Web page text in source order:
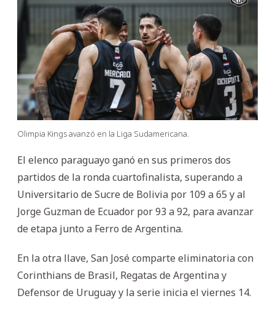
Olimpia Kings avanzó en la Liga Sudamericana.
El elenco paraguayo ganó en sus primeros dos
partidos de la ronda cuartofinalista, superando a
Universitario de Sucre de Bolivia por 109 a 65 y al
Jorge Guzman de Ecuador por 93 a 92, para avanzar
de etapa junto a Ferro de Argentina.
En la otra llave, San José comparte eliminatoria con
Corinthians de Brasil, Regatas de Argentina y
Defensor de Uruguay y la serie inicia el viernes 14.